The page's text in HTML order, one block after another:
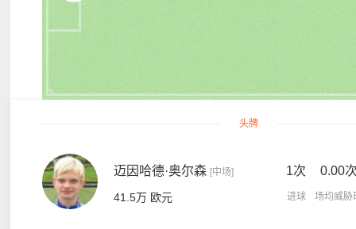
头牌
迈因哈德·奥尔森 [中场]
41.5万 欧元
1次
进球
0.00
场均威胁